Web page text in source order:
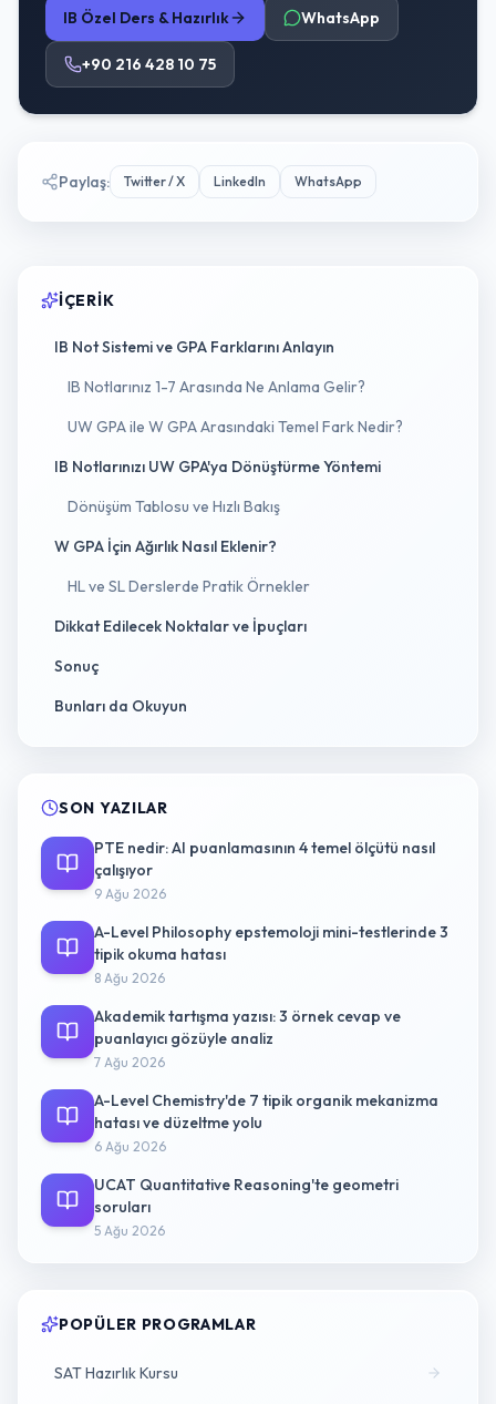
IB Özel Ders & Hazırlık WhatsApp
+90 216 428 10 75
Paylaş: Twitter / X LinkedIn WhatsApp
İÇERIK
IB Not Sistemi ve GPA Farklarını Anlayın
IB Notlarınız 1-7 Arasında Ne Anlama Gelir?
UW GPA ile W GPA Arasındaki Temel Fark Nedir?
IB Notlarınızı UW GPA'ya Dönüştürme Yöntemi
Dönüşüm Tablosu ve Hızlı Bakış
W GPA İçin Ağırlık Nasıl Eklenir?
HL ve SL Derslerde Pratik Örnekler
Dikkat Edilecek Noktalar ve İpuçları
Sonuç
Bunları da Okuyun
SON YAZILAR
PTE nedir: AI puanlamasının 4 temel ölçütü nasıl
çalışıyor
9 Ağu 2026
A-Level Philosophy epstemoloji mini-testlerinde 3
tipik okuma hatası
8 Ağu 2026
Akademik tartışma yazısı: 3 örnek cevap ve
puanlayıcı gözüyle analiz
7 Ağu 2026
A-Level Chemistry'de 7 tipik organik mekanizma
hatası ve düzeltme yolu
6 Ağu 2026
UCAT Quantitative Reasoning'te geometri
soruları
5 Ağu 2026
POPÜLER PROGRAMLAR
SAT Hazırlık Kursu